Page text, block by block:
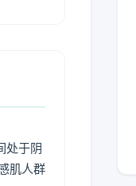
处于阴
肌人群